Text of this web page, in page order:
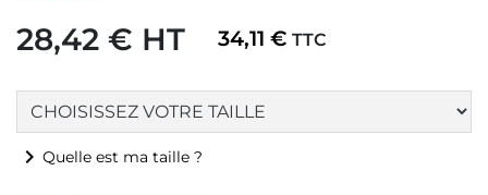
28,42 € HT 34,11 € TTC
chevron_right Quelle est ma taille ?